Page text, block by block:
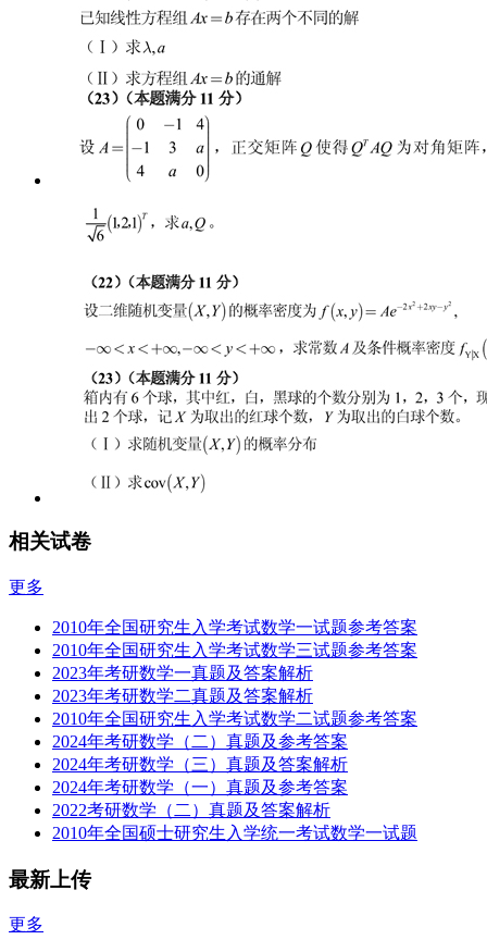
相关试卷
更多
2010年全国研究生入学考试数学一试题参考答案
2010年全国研究生入学考试数学三试题参考答案
2023年考研数学一真题及答案解析
2023年考研数学二真题及答案解析
2010年全国研究生入学考试数学二试题参考答案
2024年考研数学（二）真题及参考答案
2024年考研数学（三）真题及答案解析
2024年考研数学（一）真题及参考答案
2022考研数学（二）真题及答案解析
2010年全国硕士研究生入学统一考试数学一试题
最新上传
更多